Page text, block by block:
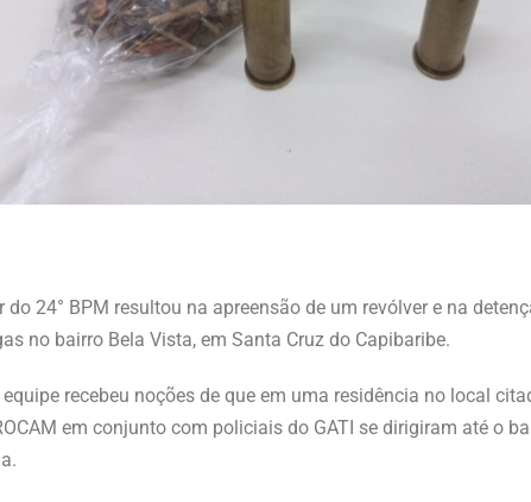
24° BPM resultou na apreensão de um revólver e na
no bairro Bela Vista, em Santa Cruz do Capibaribe.
recebeu noções de que em uma residência no local
em conjunto com policiais do GATI se dirigiram até o